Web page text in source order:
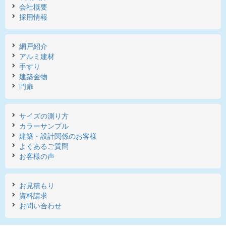
会社概要
採用情報
網戸紹介
アルミ建材
手すり
建築金物
門扉
サイズの測り方
カラーサンプル
建築・設計関係のお客様
よくあるご質問
お客様の声
お見積もり
資料請求
お問い合わせ